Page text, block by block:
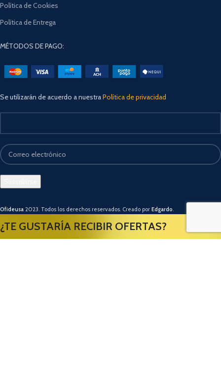
Política de Cookies
Política de Entrega
MÉTODOS DE PAGO:
Se utilizarán de acuerdo a nuestraPolítica de privacidad
Ofideusa 2023. Todos los derechos reservados. Creado por Edgardo
¿TE GUSTARÍA RECIBIR OFERTAS?